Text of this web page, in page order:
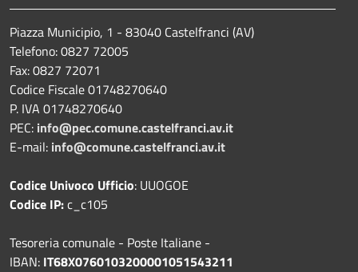
Piazza Municipio, 1 - 83040 Castelfranci (AV)
Telefono: 0827 72005
Fax: 0827 72071
Codice Fiscale 01748270640
P. IVA 01748270640
PEC: info@pec.comune.castelfranci.av.it
E-mail: info@comune.castelfranci.av.it
Codice Univoco Ufficio: UUOGOE
Codice IP:c_c105
Tesoreria comunale - Poste Italiane -
IBAN: IT68X0760103200001051543211